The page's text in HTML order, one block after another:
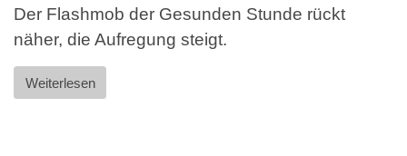
Der Flashmob der Gesunden Stunde rückt
näher, die Aufregung steigt.
Weiterlesen